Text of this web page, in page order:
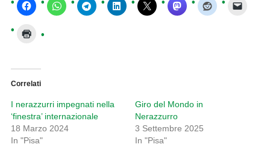
Correlati
I nerazzurri impegnati nella
‘finestra’ internazionale
18 Marzo 2024
In "Pisa"
Giro del Mondo in
Nerazzurro
3 Settembre 2025
In "Pisa"